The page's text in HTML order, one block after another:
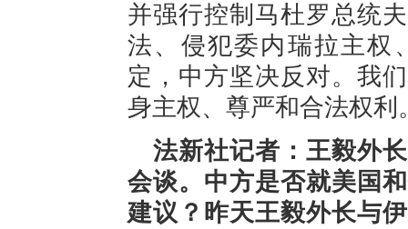
并强行控制马杜罗总统
法、侵犯委内瑞拉主权
定，中方坚决反对。我
身主权、尊严和合法权利
法新社记者：王毅外
会谈。中方是否就美国
建议？昨天王毅外长与